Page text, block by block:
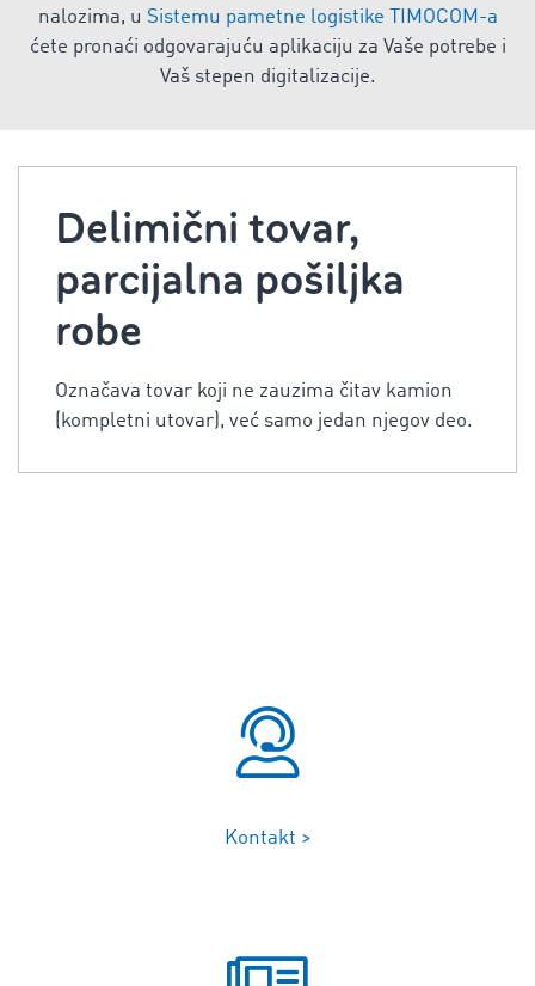
nalozima, u Sistemu pametne logistike TIMOCOM-a
ćete pronaći odgovarajuću aplikaciju za Vaše potrebe i
Vaš stepen digitalizacije.
Delimični tovar,
parcijalna pošiljka
robe
Označava tovar koji ne zauzima čitav kamion
(kompletni utovar), već samo jedan njegov deo.
Kontakt >